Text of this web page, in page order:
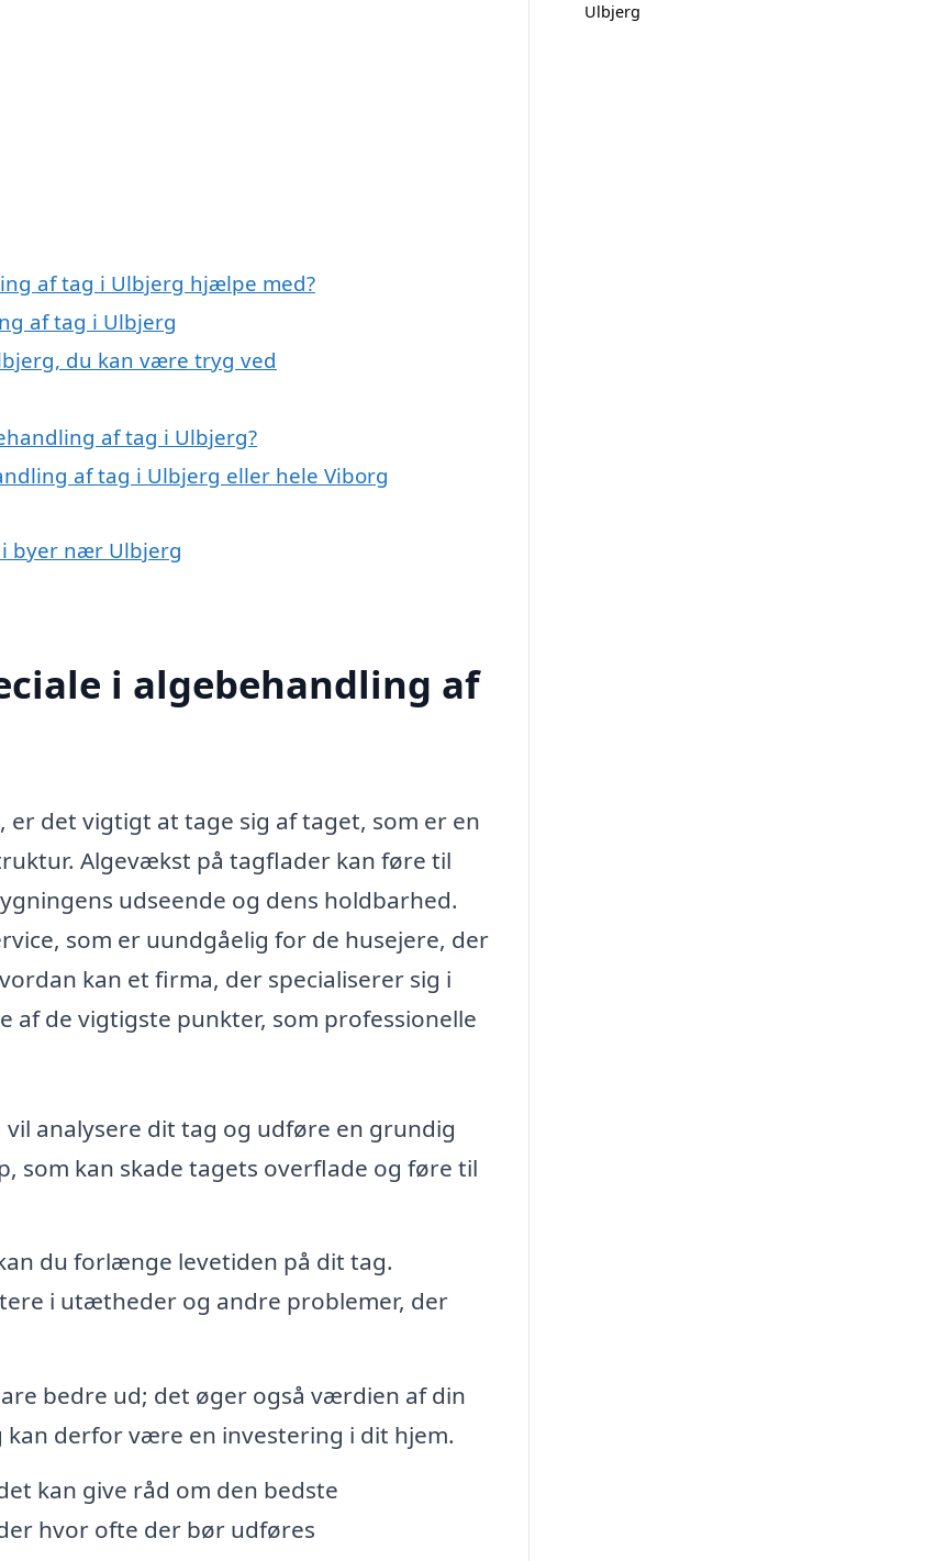
af tag i Ulbjerg hjælpe med?
af tag i Ulbjerg
du kan være tryg ved
af tag i Ulbjerg?
af tag i Ulbjerg eller hele Viborg
byer nær Ulbjerg
i algebehandling af
det vigtigt at tage sig af taget, som er en
Algevækst på tagflader kan føre til
udseende og dens holdbarhed.
som er uundgåelig for de husejere, der
kan et firma, der specialiserer sig i
af de vigtigste punkter, som professionelle
vil analysere dit tag og udføre en grundig
som kan skade tagets overflade og føre til
du forlænge levetiden på dit tag.
i utætheder og andre problemer, der
bedre ud; det øger også værdien af din
derfor være en investering i dit hjem.
kan give råd om den bedste
hvor ofte der bør udføres
Ulbjerg